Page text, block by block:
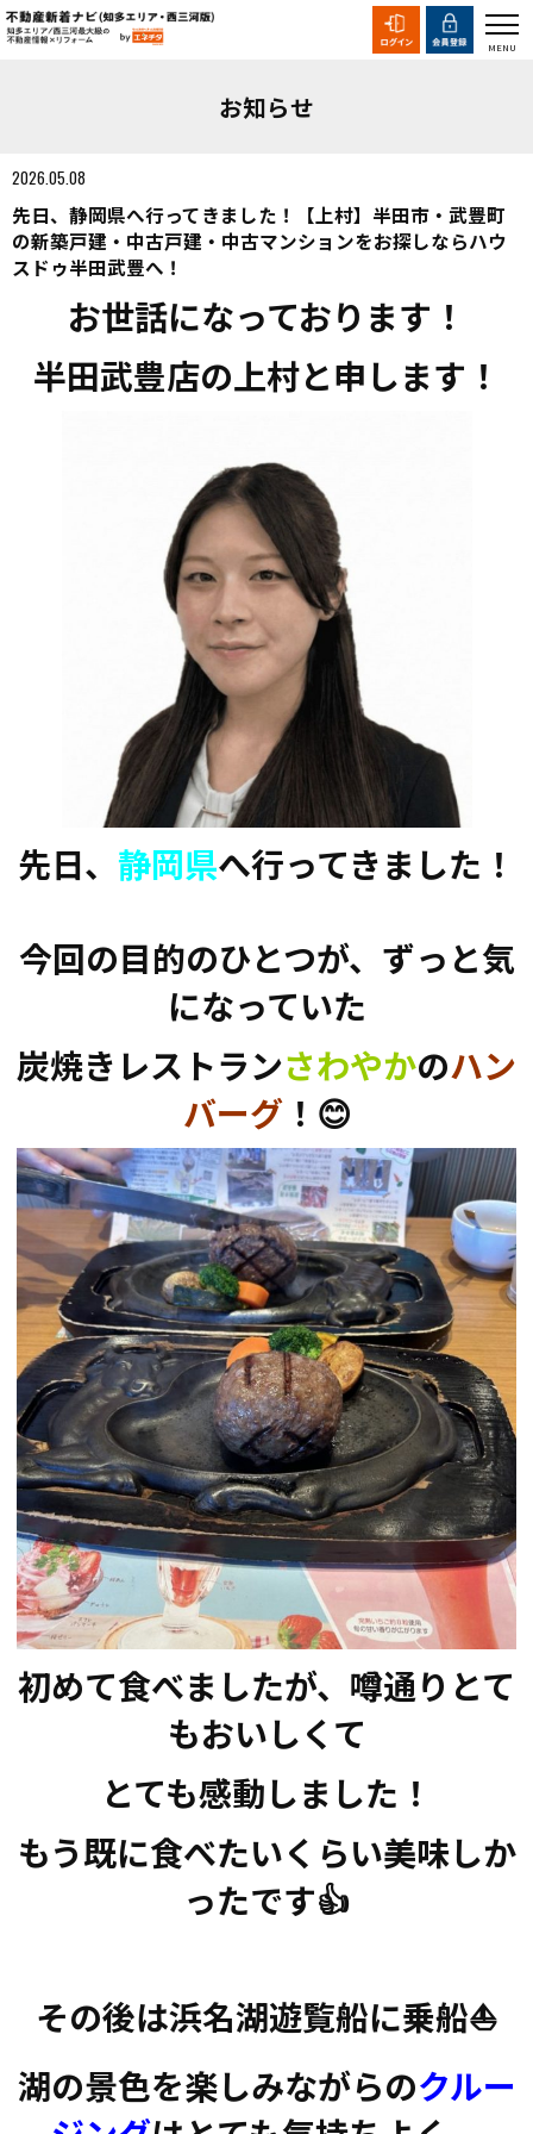
お知らせ
2026.05.08
先日、静岡県へ行ってきました！【上村】半田市・武豊町
の新築戸建・中古戸建・中古マンションをお探しならハウ
スドゥ半田武豊へ！
お世話になっております！
半田武豊店の上村と申します！
先日、 静岡県へ行ってきました！
今回の目的のひとつが、ずっと気
になっていた
炭焼きレストランさわやかのハン
バーグ！😊
初めて食べましたが、噂通りとて
もおいしくて
とても感動しました！
もう既に食べたいくらい美味しか
ったです👍
その後は浜名湖遊覧船に乗船⛵
湖の景色を楽しみながらのクルー